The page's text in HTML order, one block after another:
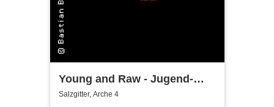
Young and Raw - Jugend-
Konzert
Salzgitter, Arche 4